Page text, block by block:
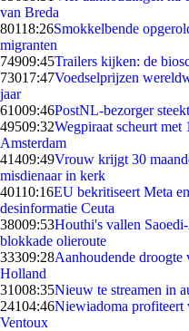
van Breda
80118:26Smokkelbende
migranten
74909:45Trailers kijken: de
73017:47Voedselprijzen
jaar
61009:46PostNL-bezorger
49509:32Wegpiraat scheurt met
Amsterdam
41409:49Vrouw krijgt 30
misdienaar in kerk
40110:16EU bekritiseert Meta
desinformatie Ceuta
38009:53Houthi's vallen
blokkade olieroute
33309:28Aanhoudende
Holland
31008:35Nieuw te streamen in
24104:46Niewiadoma profiteert
Ventoux